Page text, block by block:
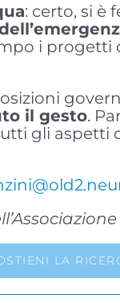
: certo, si è
i progetti
il gesto.
gli aspetti
LA